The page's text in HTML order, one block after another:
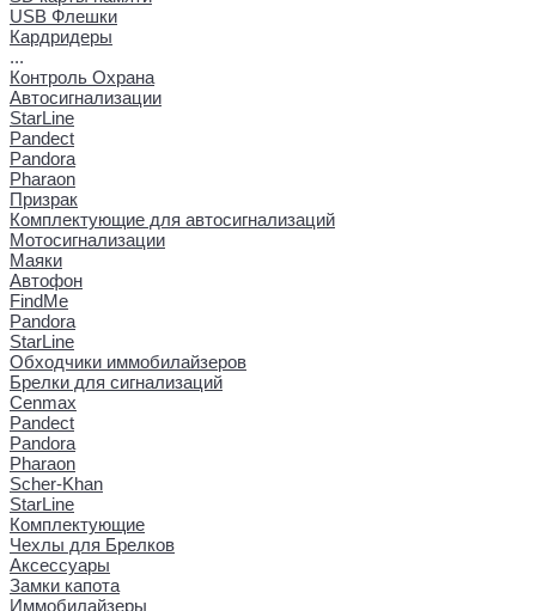
USB Флешки
Кардридеры
...
Контроль Охрана
Автосигнализации
StarLine
Pandect
Pandora
Pharaon
Призрак
Комплектующие для автосигнализаций
Мотосигнализации
Маяки
Автофон
FindMe
Pandora
StarLine
Обходчики иммобилайзеров
Брелки для сигнализаций
Cenmax
Pandect
Pandora
Pharaon
Scher-Khan
StarLine
Комплектующие
Чехлы для Брелков
Аксессуары
Замки капота
Иммобилайзеры